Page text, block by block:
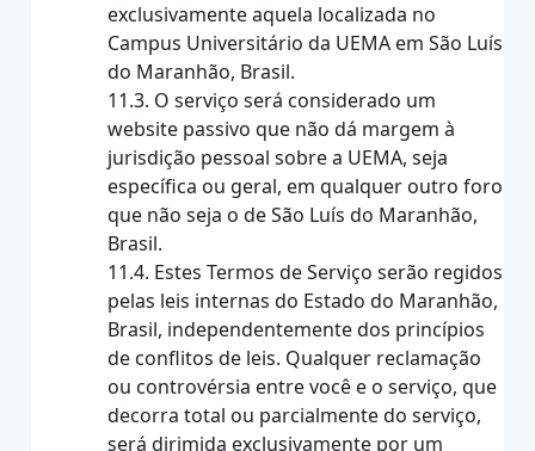
exclusivamente aquela localizada no
Campus Universitário da UEMA em São Luís
do Maranhão, Brasil.
11.3. O serviço será considerado um
website passivo que não dá margem à
jurisdição pessoal sobre a UEMA, seja
específica ou geral, em qualquer outro foro
que não seja o de São Luís do Maranhão,
Brasil.
11.4. Estes Termos de Serviço serão regidos
pelas leis internas do Estado do Maranhão,
Brasil, independentemente dos princípios
de conflitos de leis. Qualquer reclamação
ou controvérsia entre você e o serviço, que
decorra total ou parcialmente do serviço,
será dirimida exclusivamente por um